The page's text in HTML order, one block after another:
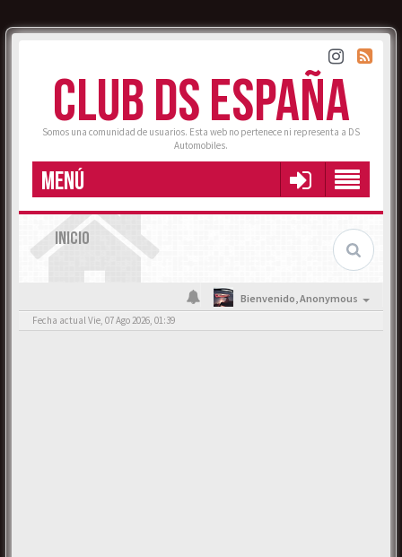
CLUB DS ESPAÑA
Somos una comunidad de usuarios. Esta web no pertenece ni representa a DS
Automobiles.
MENÚ
INICIO
Bienvenido,Anonymous
Fecha actual Vie, 07 Ago 2026, 01:39